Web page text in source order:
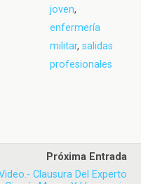
joven,
enfermería
militar, salidas
profesionales
Próxima Entrada
Clausura Del Experto